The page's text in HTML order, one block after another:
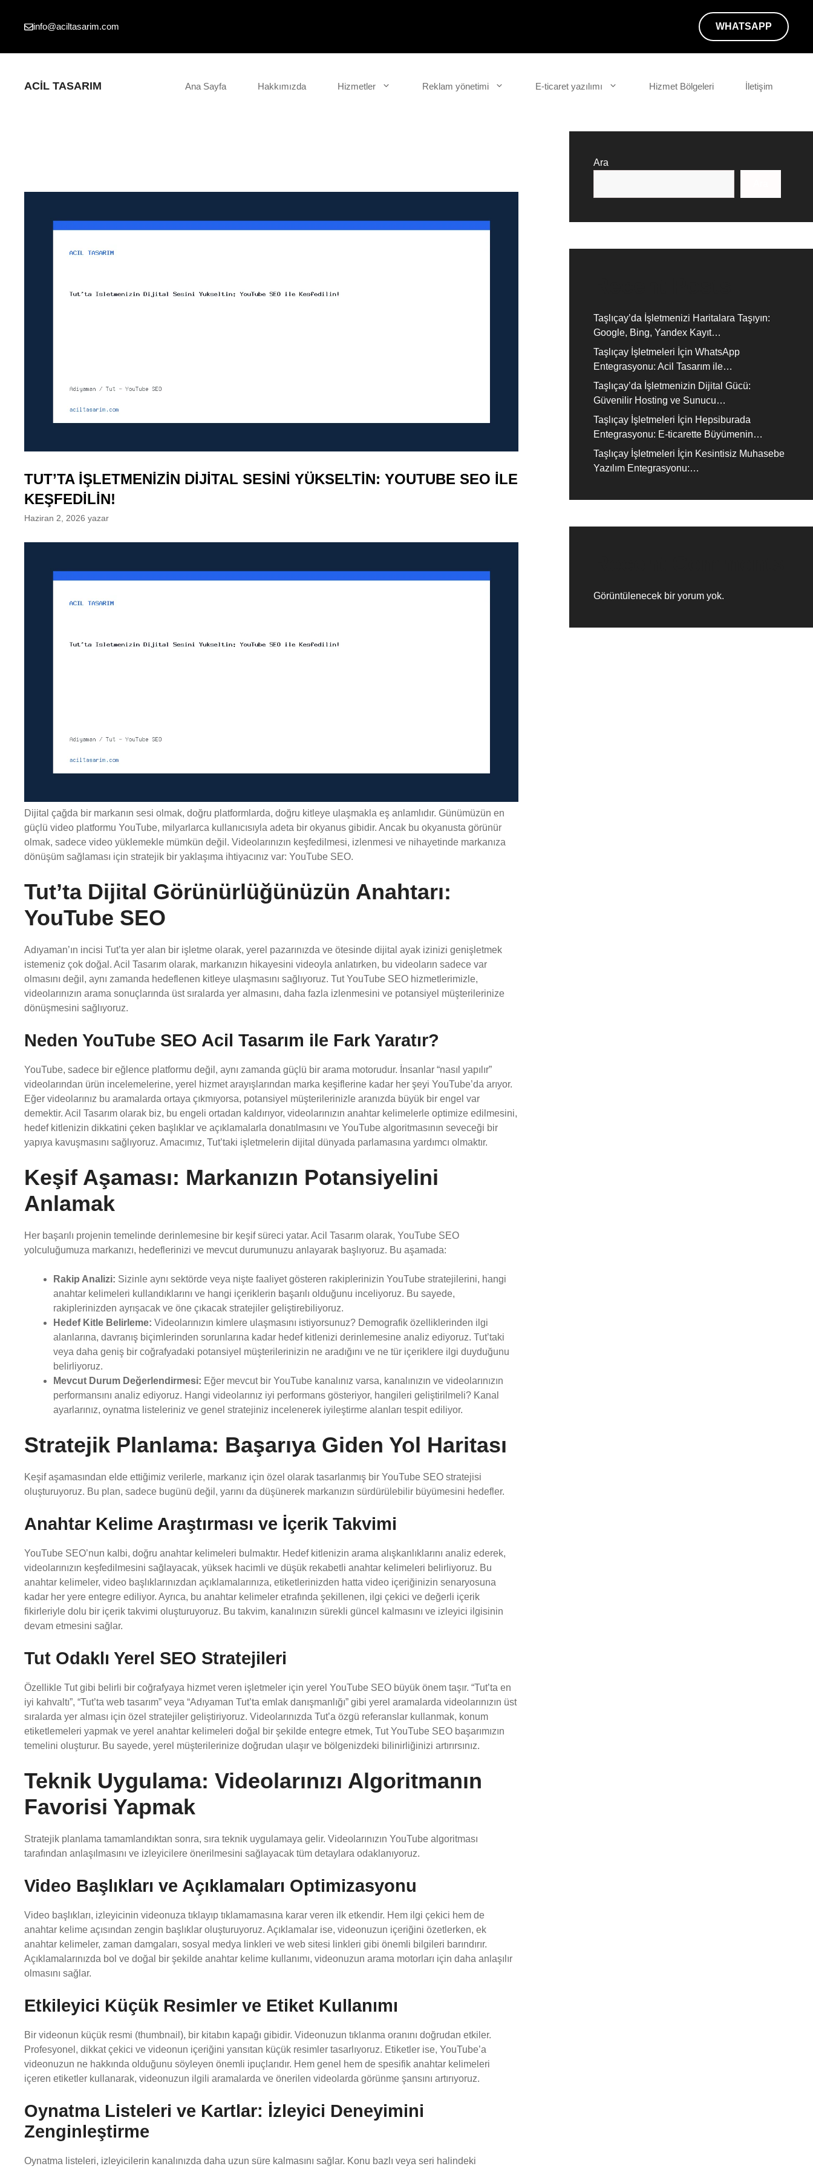
info@aciltasarim.com WHATSAPP
ACIL TASARIM Ana Sayfa Hakkımızda Hizmetler Reklam yönetimi E-ticaret yazılımı Hizmet Bölgeleri İletişim
TUT’TA İŞLETMENIZIN DIJITAL SESINI YÜKSELTIN: YOUTUBE SEO ILE
KEŞFEDILIN!
Haziran 2, 2026 yazar
Dijital çağda bir markanın sesi olmak, doğru platformlarda, doğru kitleye ulaşmakla eş anlamlıdır. Günümüzün en
güçlü video platformu YouTube, milyarlarca kullanıcısıyla adeta bir okyanus gibidir. Ancak bu okyanusta görünür
olmak, sadece video yüklemekle mümkün değil. Videolarınızın keşfedilmesi, izlenmesi ve nihayetinde markanıza
dönüşüm sağlaması için stratejik bir yaklaşıma ihtiyacınız var: YouTube SEO.
Tut’ta Dijital Görünürlüğünüzün Anahtarı:
YouTube SEO
Adıyaman’ın incisi Tut’ta yer alan bir işletme olarak, yerel pazarınızda ve ötesinde dijital ayak izinizi genişletmek
istemeniz çok doğal. Acil Tasarım olarak, markanızın hikayesini videoyla anlatırken, bu videoların sadece var
olmasını değil, aynı zamanda hedeflenen kitleye ulaşmasını sağlıyoruz. Tut YouTube SEO hizmetlerimizle,
videolarınızın arama sonuçlarında üst sıralarda yer almasını, daha fazla izlenmesini ve potansiyel müşterilerinize
dönüşmesini sağlıyoruz.
Neden YouTube SEO Acil Tasarım ile Fark Yaratır?
YouTube, sadece bir eğlence platformu değil, aynı zamanda güçlü bir arama motorudur. İnsanlar “nasıl yapılır”
videolarından ürün incelemelerine, yerel hizmet arayışlarından marka keşiflerine kadar her şeyi YouTube’da arıyor.
Eğer videolarınız bu aramalarda ortaya çıkmıyorsa, potansiyel müşterilerinizle aranızda büyük bir engel var
demektir. Acil Tasarım olarak biz, bu engeli ortadan kaldırıyor, videolarınızın anahtar kelimelerle optimize edilmesini,
hedef kitlenizin dikkatini çeken başlıklar ve açıklamalarla donatılmasını ve YouTube algoritmasının seveceği bir
yapıya kavuşmasını sağlıyoruz. Amacımız, Tut’taki işletmelerin dijital dünyada parlamasına yardımcı olmaktır.
Keşif Aşaması: Markanızın Potansiyelini
Anlamak
Her başarılı projenin temelinde derinlemesine bir keşif süreci yatar. Acil Tasarım olarak, YouTube SEO
yolculuğumuza markanızı, hedeflerinizi ve mevcut durumunuzu anlayarak başlıyoruz. Bu aşamada:
Rakip Analizi: Sizinle aynı sektörde veya nişte faaliyet gösteren rakiplerinizin YouTube stratejilerini, hangi
anahtar kelimeleri kullandıklarını ve hangi içeriklerin başarılı olduğunu inceliyoruz. Bu sayede,
rakiplerinizden ayrışacak ve öne çıkacak stratejiler geliştirebiliyoruz.
Hedef Kitle Belirleme: Videolarınızın kimlere ulaşmasını istiyorsunuz? Demografik özelliklerinden ilgi
alanlarına, davranış biçimlerinden sorunlarına kadar hedef kitlenizi derinlemesine analiz ediyoruz. Tut’taki
veya daha geniş bir coğrafyadaki potansiyel müşterilerinizin ne aradığını ve ne tür içeriklere ilgi duyduğunu
belirliyoruz.
Mevcut Durum Değerlendirmesi: Eğer mevcut bir YouTube kanalınız varsa, kanalınızın ve videolarınızın
performansını analiz ediyoruz. Hangi videolarınız iyi performans gösteriyor, hangileri geliştirilmeli? Kanal
ayarlarınız, oynatma listeleriniz ve genel stratejiniz incelenerek iyileştirme alanları tespit ediliyor.
Stratejik Planlama: Başarıya Giden Yol Haritası
Keşif aşamasından elde ettiğimiz verilerle, markanız için özel olarak tasarlanmış bir YouTube SEO stratejisi
oluşturuyoruz. Bu plan, sadece bugünü değil, yarını da düşünerek markanızın sürdürülebilir büyümesini hedefler.
Anahtar Kelime Araştırması ve İçerik Takvimi
YouTube SEO’nun kalbi, doğru anahtar kelimeleri bulmaktır. Hedef kitlenizin arama alışkanlıklarını analiz ederek,
videolarınızın keşfedilmesini sağlayacak, yüksek hacimli ve düşük rekabetli anahtar kelimeleri belirliyoruz. Bu
anahtar kelimeler, video başlıklarınızdan açıklamalarınıza, etiketlerinizden hatta video içeriğinizin senaryosuna
kadar her yere entegre ediliyor. Ayrıca, bu anahtar kelimeler etrafında şekillenen, ilgi çekici ve değerli içerik
fikirleriyle dolu bir içerik takvimi oluşturuyoruz. Bu takvim, kanalınızın sürekli güncel kalmasını ve izleyici ilgisinin
devam etmesini sağlar.
Tut Odaklı Yerel SEO Stratejileri
Özellikle Tut gibi belirli bir coğrafyaya hizmet veren işletmeler için yerel YouTube SEO büyük önem taşır. “Tut’ta en
iyi kahvaltı”, “Tut’ta web tasarım” veya “Adıyaman Tut’ta emlak danışmanlığı” gibi yerel aramalarda videolarınızın üst
sıralarda yer alması için özel stratejiler geliştiriyoruz. Videolarınızda Tut’a özgü referanslar kullanmak, konum
etiketlemeleri yapmak ve yerel anahtar kelimeleri doğal bir şekilde entegre etmek, Tut YouTube SEO başarımızın
temelini oluşturur. Bu sayede, yerel müşterilerinize doğrudan ulaşır ve bölgenizdeki bilinirliğinizi artırırsınız.
Teknik Uygulama: Videolarınızı Algoritmanın
Favorisi Yapmak
Stratejik planlama tamamlandıktan sonra, sıra teknik uygulamaya gelir. Videolarınızın YouTube algoritması
tarafından anlaşılmasını ve izleyicilere önerilmesini sağlayacak tüm detaylara odaklanıyoruz.
Video Başlıkları ve Açıklamaları Optimizasyonu
Video başlıkları, izleyicinin videonuza tıklayıp tıklamamasına karar veren ilk etkendir. Hem ilgi çekici hem de
anahtar kelime açısından zengin başlıklar oluşturuyoruz. Açıklamalar ise, videonuzun içeriğini özetlerken, ek
anahtar kelimeler, zaman damgaları, sosyal medya linkleri ve web sitesi linkleri gibi önemli bilgileri barındırır.
Açıklamalarınızda bol ve doğal bir şekilde anahtar kelime kullanımı, videonuzun arama motorları için daha anlaşılır
olmasını sağlar.
Etkileyici Küçük Resimler ve Etiket Kullanımı
Bir videonun küçük resmi (thumbnail), bir kitabın kapağı gibidir. Videonuzun tıklanma oranını doğrudan etkiler.
Profesyonel, dikkat çekici ve videonun içeriğini yansıtan küçük resimler tasarlıyoruz. Etiketler ise, YouTube’a
videonuzun ne hakkında olduğunu söyleyen önemli ipuçlarıdır. Hem genel hem de spesifik anahtar kelimeleri
içeren etiketler kullanarak, videonuzun ilgili aramalarda ve önerilen videolarda görünme şansını artırıyoruz.
Oynatma Listeleri ve Kartlar: İzleyici Deneyimini
Zenginleştirme
Oynatma listeleri, izleyicilerin kanalınızda daha uzun süre kalmasını sağlar. Konu bazlı veya seri halindeki
Ara
Taşlıçay’da İşletmenizi Haritalara Taşıyın:
Google, Bing, Yandex Kayıt…
Taşlıçay İşletmeleri İçin WhatsApp
Entegrasyonu: Acil Tasarım ile…
Taşlıçay’da İşletmenizin Dijital Gücü:
Güvenilir Hosting ve Sunucu…
Taşlıçay İşletmeleri İçin Hepsiburada
Entegrasyonu: E-ticarette Büyümenin…
Taşlıçay İşletmeleri İçin Kesintisiz Muhasebe
Yazılım Entegrasyonu:…
Görüntülenecek bir yorum yok.